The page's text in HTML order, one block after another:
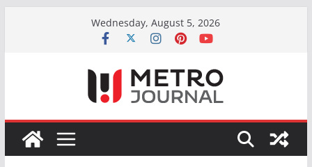
Wednesday, August 5, 2026